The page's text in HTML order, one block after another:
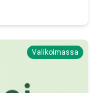
Valikoimassa